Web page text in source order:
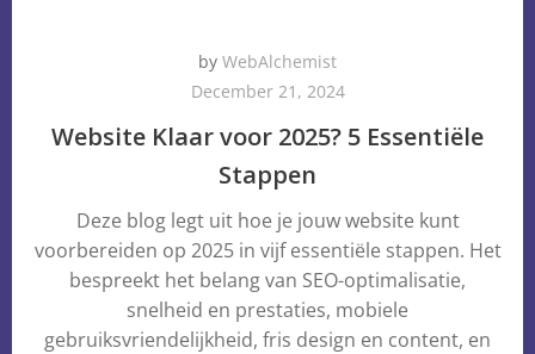
by WebAlchemist
December 21, 2024
Website Klaar voor 2025? 5 Essentiële
Stappen
Deze blog legt uit hoe je jouw website kunt
voorbereiden op 2025 in vijf essentiële stappen. Het
bespreekt het belang van SEO-optimalisatie,
snelheid en prestaties, mobiele
gebruiksvriendelijkheid, fris design en content, en